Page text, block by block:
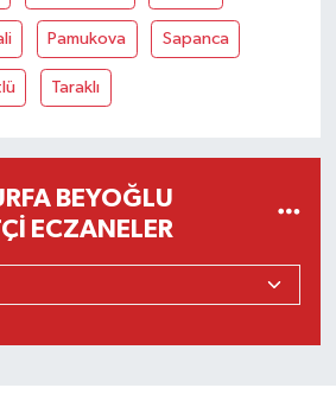
Pamukova Sapanca
Taraklı
BEYOĞLU
ECZANELER